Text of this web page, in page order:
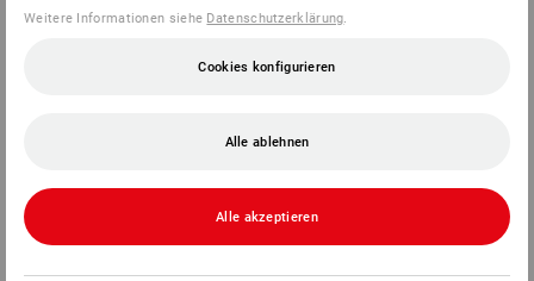
Weitere Informationen siehe Datenschutzerklärung.
Cookies konfigurieren
Alle ablehnen
Alle akzeptieren